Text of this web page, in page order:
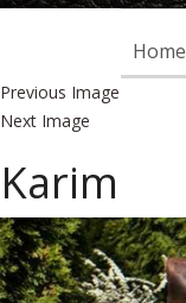
Home
Previous Image
Next Image
Karim